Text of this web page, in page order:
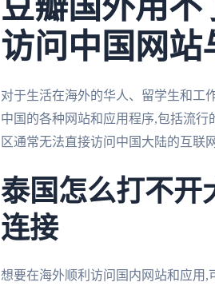
豆瓣国外用不
访问中国网站
对于生活在海外的华人、留学生和工
中国的各种网站和应用程序,包括流
区通常无法直接访问中国大陆的互联
泰国怎么打不开
连接
想要在海外顺利访问国内网站和应用